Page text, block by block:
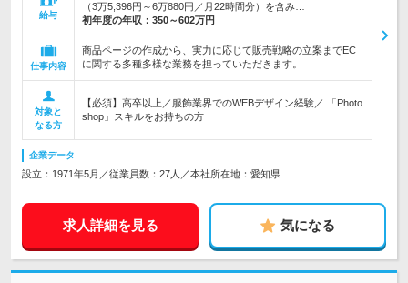
給与
（3万5,396円～6万880円／月22時間分）を含み…
初年度の年収： 350～602万円
仕事内容
商品ページの作成から、実力に応じて販売戦略の立案までEC
に関する多種多様な業務を担っていただきます。
対象と
なる方
【必須】高卒以上／服飾業界でのWEBデザイン経験／ 「Photo
shop」スキルをお持ちの方
企業データ
設立：1971年5月／従業員数：27人／本社所在地：愛知県
求人詳細を見る 気になる